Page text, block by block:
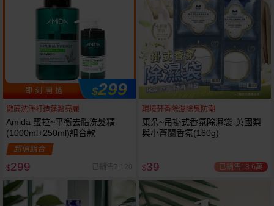
即 刻 開 搶 $299
徹底洗淨打造蓬鬆亮麗
Amida 蜜拉~平衡去脂洗髮精
(1000ml+250ml)組合款
超值組合
$299 已銷售7,120
環境芬香除濕除臭防潮
康朵~吊掛式香氛除濕袋-英國梨
與小蒼蘭香氛(160g)
$39 已銷售13.6萬